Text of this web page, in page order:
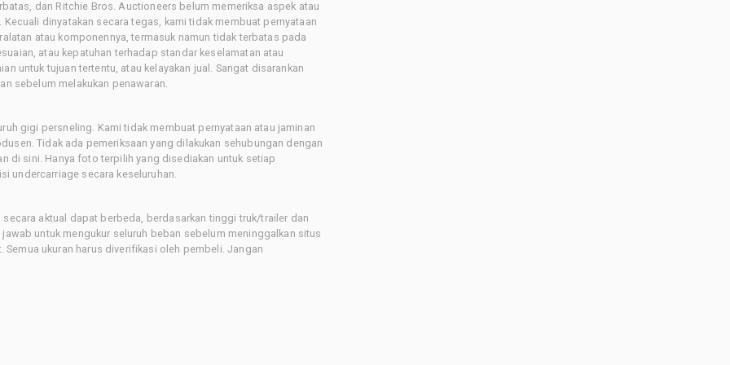
dan Ritchie Bros. Auctioneers belum memeriksa aspek atau
dinyatakan secara tegas, kami tidak membuat pernyataan
atau komponennya, termasuk namun tidak terbatas pada
atau kepatuhan terhadap standar keselamatan atau
untuk tujuan tertentu, atau kelayakan jual. Sangat disarankan
sebelum melakukan penawaran.
gigi persneling. Kami tidak membuat pernyataan atau jaminan
Tidak ada pemeriksaan yang dilakukan sehubungan dengan
di sini. Hanya foto terpilih yang disediakan untuk setiap
undercarriage secara keseluruhan.
aktual dapat berbeda, berdasarkan tinggi truk/trailer dan
untuk mengukur seluruh beban sebelum meninggalkan situs
ukuran harus diverifikasi oleh pembeli. Jangan